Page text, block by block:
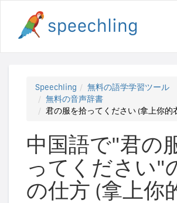
Speechling
無料の語学学習ツール
無料の音声辞書
君の服を拾ってください (拿上你的
中国語で"君の
ってください"
の仕方 (拿上你